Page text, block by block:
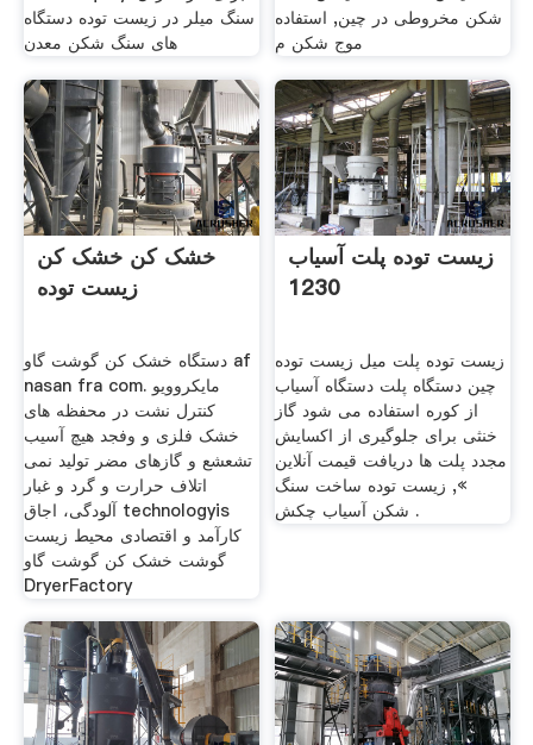
سنگ میلر در زیست توده دستگاه
های سنگ شکن معدن
شکن مخروطی در چین, استفاده
موج شکن م
خشک کن خشک کن
زیست توده
دستگاه خشک کن گوشت گاو af
nasan fra com. مایکروویو
کنترل نشت در محفظه های
خشک فلزی و وفجد هیچ آسیب
تشعشع و گازهای مضر تولید نمی
اتلاف حرارت و گرد و غبار
آلودگی، اجاق technologyis
کارآمد و اقتصادی محیط زیست
گوشت خشک کن گوشت گاو
DryerFactory
زیست توده پلت آسیاب
1230
زیست توده پلت میل زیست توده
چین دستگاه پلت دستگاه آسیاب
از کوره استفاده می شود گاز
خنثی برای جلوگیری از اکسایش
مجدد پلت ها دریافت قیمت آنلاین
», زیست توده ساخت سنگ
شکن آسیاب چکش .